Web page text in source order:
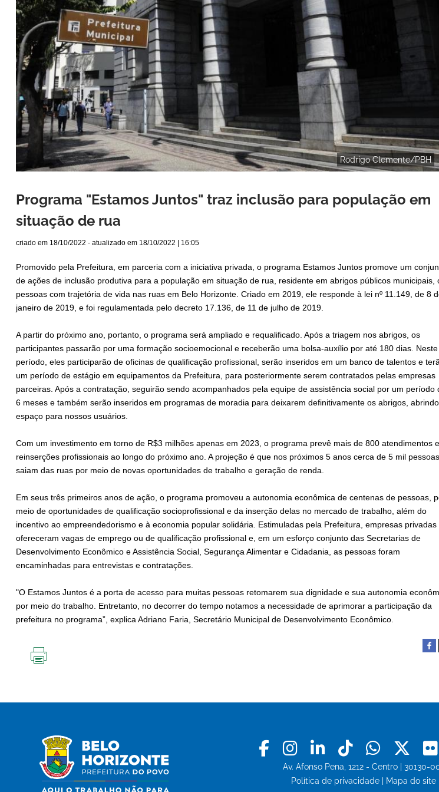
Rodrigo Clemente/PBH
Programa "Estamos Juntos" traz inclusão para população em
situação de rua
criado em 18/10/2022 - atualizado em 18/10/2022 | 16:05
Promovido pela Prefeitura, em parceria com a iniciativa privada, o programa Estamos Juntos promove um
de ações de inclusão produtiva para a população em situação de rua, residente em abrigos públicos municipais,
pessoas com trajetória de vida nas ruas em Belo Horizonte. Criado em 2019, ele responde à lei nº 11.149, de 8
janeiro de 2019, e foi regulamentada pelo decreto 17.136, de 11 de julho de 2019.
A partir do próximo ano, portanto, o programa será ampliado e requalificado. Após a triagem nos abrigos, os
participantes passarão por uma formação socioemocional e receberão uma bolsa-auxílio por até 180 dias. Neste
período, eles participarão de oficinas de qualificação profissional, serão inseridos em um banco de talentos e
um período de estágio em equipamentos da Prefeitura, para posteriormente serem contratados pelas empresas
parceiras. Após a contratação, seguirão sendo acompanhados pela equipe de assistência social por um período
6 meses e também serão inseridos em programas de moradia para deixarem definitivamente os abrigos, abrindo
espaço para nossos usuários.
Com um investimento em torno de R$3 milhões apenas em 2023, o programa prevê mais de 800 atendimentos e
reinserções profissionais ao longo do próximo ano. A projeção é que nos próximos 5 anos cerca de 5 mil pessoas
saiam das ruas por meio de novas oportunidades de trabalho e geração de renda.
Em seus três primeiros anos de ação, o programa promoveu a autonomia econômica de centenas de pessoas,
meio de oportunidades de qualificação socioprofissional e da inserção delas no mercado de trabalho, além do
incentivo ao empreendedorismo e à economia popular solidária. Estimuladas pela Prefeitura, empresas privadas
ofereceram vagas de emprego ou de qualificação profissional e, em um esforço conjunto das Secretarias de
Desenvolvimento Econômico e Assistência Social, Segurança Alimentar e Cidadania, as pessoas foram
encaminhadas para entrevistas e contratações.
"O Estamos Juntos é a porta de acesso para muitas pessoas retomarem sua dignidade e sua autonomia
por meio do trabalho. Entretanto, no decorrer do tempo notamos a necessidade de aprimorar a participação da
prefeitura no programa”, explica Adriano Faria, Secretário Municipal de Desenvolvimento Econômico.
Facebook
Instagram
LinkedinTiktok X
Av. Afonso Pena, 1212 - Centro | 30130-
Política de privacidade
Mapa do site